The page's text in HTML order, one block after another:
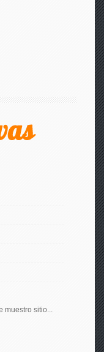
muestro sitio...